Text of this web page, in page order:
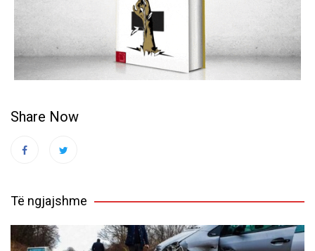
Share Now
Të ngjajshme